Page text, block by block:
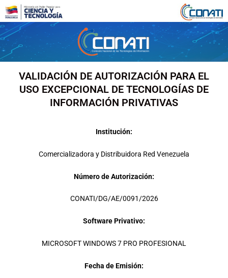
contenido
VALIDACIÓN DE AUTORIZACIÓN PARA EL
USO EXCEPCIONAL DE TECNOLOGÍAS DE
INFORMACIÓN PRIVATIVAS
Institución:
Comercializadora y Distribuidora Red Venezuela
Número de Autorización:
CONATI/DG/AE/0091/2026
Software Privativo:
MICROSOFT WINDOWS 7 PRO PROFESIONAL
Fecha de Emisión: